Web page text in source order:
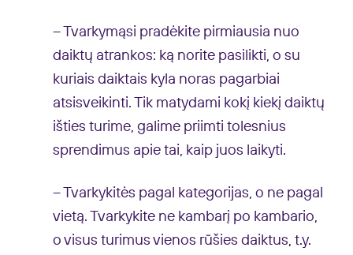
– Tvarkymąsi pradėkite pirmiausia nuo
daiktų atrankos: ką norite pasilikti, o su
kuriais daiktais kyla noras pagarbiai
atsisveikinti. Tik matydami kokį kiekį daiktų
išties turime, galime priimti tolesnius
sprendimus apie tai, kaip juos laikyti.
– Tvarkykitės pagal kategorijas, o ne pagal
vietą. Tvarkykite ne kambarį po kambario,
o visus turimus vienos rūšies daiktus, t.y.